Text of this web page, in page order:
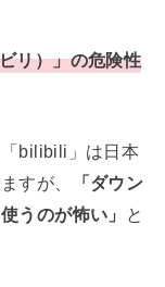
リ）」の危険性
bilibili」は日本
すが、
「ダウン
うのが怖い」
と